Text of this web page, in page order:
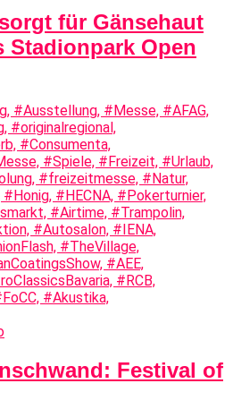
für Gänsehaut
Stadionpark Open
Festival of